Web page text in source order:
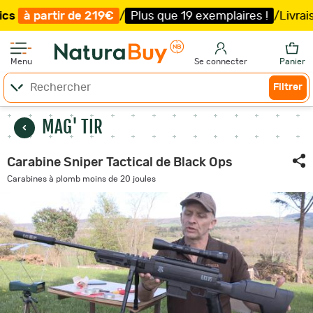
que 19 exemplaires ! /Livraison offerte et
Menu Se connecter Panier
Filtrer
MAG' TIR
Carabine Sniper Tactical de Black Ops
Carabines à plomb moins de 20 joules